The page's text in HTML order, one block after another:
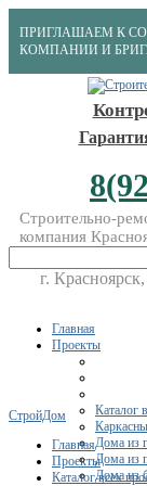
ПРИГЛАШАЕМ К
КОМПАНИИ И
Строительно-
компания
г.
Главная
Проекты
Каталог
Дома из
Дома из
Дома из
СтройДом
Главная
Проекты
Каталог всех